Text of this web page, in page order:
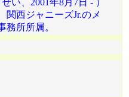
い、2001年8月7日 - ）
関西ジャニーズJr.のメ
務所所属。